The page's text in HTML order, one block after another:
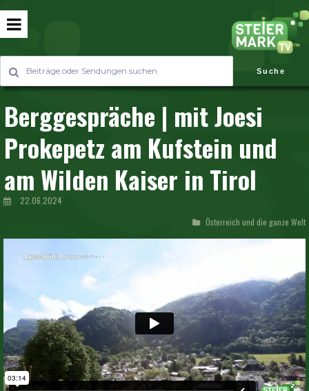
Suche
Berggespräche | mit Joesi
Prokepetz am Kufstein und
am Wilden Kaiser in Tirol
22.06.2024
Österreich und die ganze Welt